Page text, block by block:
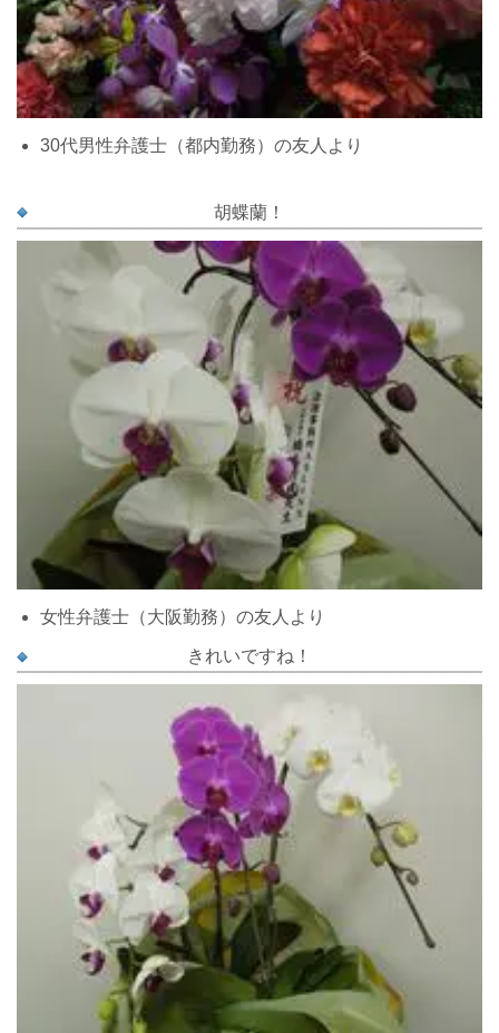
30代男性弁護士（都内勤務）の友人より
胡蝶蘭！
女性弁護士（大阪勤務）の友人より
きれいですね！